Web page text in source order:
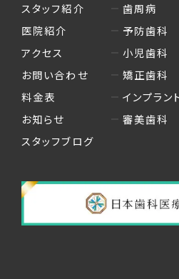
スタッフ紹介
医院紹介
アクセス
お問い合わせ
料金表
お知らせ
スタッフブログ
歯周病
予防歯科
小児歯科
矯正歯科
インプラン
審美歯科